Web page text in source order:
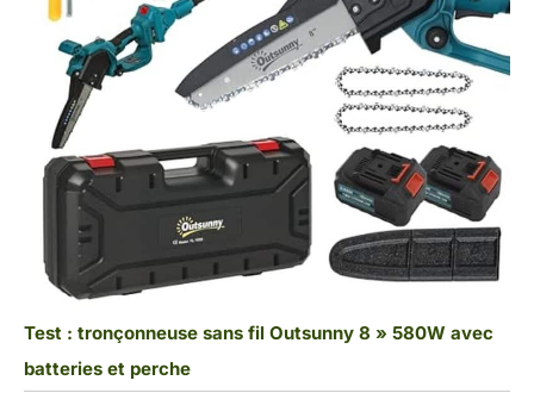
Test : tronçonneuse sans fil Outsunny 8 » 580W avec
batteries et perche